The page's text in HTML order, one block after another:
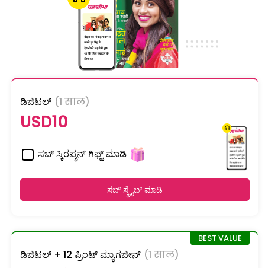
ಡಿಜಿಟಲ್ (1 साल)
USD10
ಸಬ್ ಸ್ಕಿರಪ್ಶನ್ ಗಿಫ್ಟ್ ಮಾಡಿ
ಸಬ್ ಸ್ಕ್ರೈಬ್ ಮಾಡಿ
ಡಿಜಿಟಲ್ + 12 ಪ್ರಿಂಟ್ ಮ್ಯಾಗಜೀನ್ (1 साल)